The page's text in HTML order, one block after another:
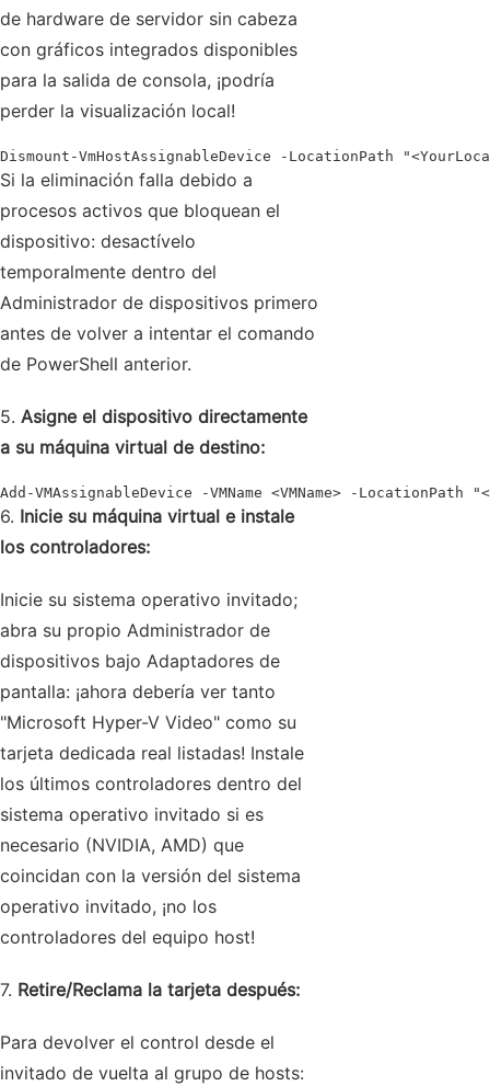
de hardware de servidor sin cabeza
con gráficos integrados disponibles
para la salida de consola, ¡podría
perder la visualización local!
Dismount-VmHostAssignableDevice -LocationPath
Si la eliminación falla debido a
procesos activos que bloquean el
dispositivo: desactívelo
temporalmente dentro del
Administrador de dispositivos primero
antes de volver a intentar el comando
de PowerShell anterior.
5. Asigne el dispositivo directamente
a su máquina virtual de destino:
Add-VMAssignableDevice -VMName <VMName> -LocationPath
6. Inicie su máquina virtual e instale
los controladores:
Inicie su sistema operativo invitado;
abra su propio Administrador de
dispositivos bajo Adaptadores de
pantalla: ¡ahora debería ver tanto
"Microsoft Hyper-V Video" como su
tarjeta dedicada real listadas! Instale
los últimos controladores dentro del
sistema operativo invitado si es
necesario (NVIDIA, AMD) que
coincidan con la versión del sistema
operativo invitado, ¡no los
controladores del equipo host!
7. Retire/Reclama la tarjeta después:
Para devolver el control desde el
invitado de vuelta al grupo de hosts: